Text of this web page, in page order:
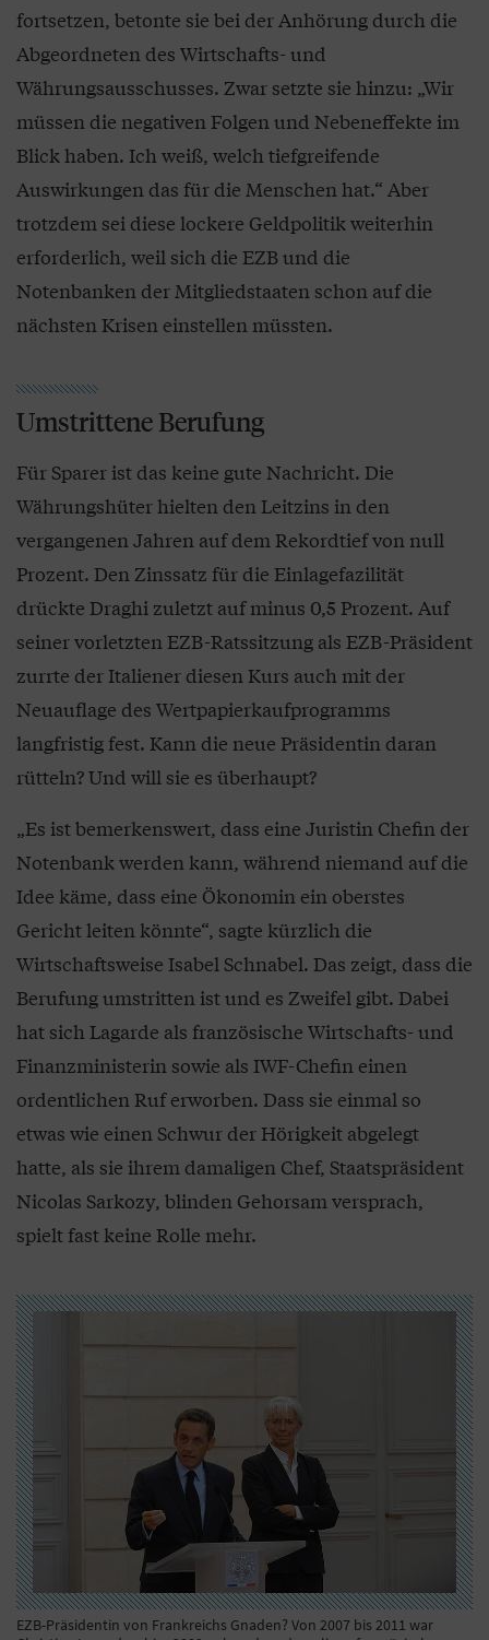
fortsetzen, betonte sie bei der Anhörung durch die
Abgeordneten des Wirtschafts- und
Währungsausschusses. Zwar setzte sie hinzu: „Wir
müssen die negativen Folgen und Nebeneffekte im
Blick haben. Ich weiß, welch tiefgreifende
Auswirkungen das für die Menschen hat.“ Aber
trotzdem sei diese lockere Geldpolitik weiterhin
erforderlich, weil sich die EZB und die
Notenbanken der Mitgliedstaaten schon auf die
nächsten Krisen einstellen müssten.
Umstrittene Berufung
Für Sparer ist das keine gute Nachricht. Die
Währungshüter hielten den Leitzins in den
vergangenen Jahren auf dem Rekordtief von null
Prozent. Den Zinssatz für die Einlagefazilität
drückte Draghi zuletzt auf minus 0,5 Prozent. Auf
seiner vorletzten EZB-Ratssitzung als EZB-Präsident
zurrte der Italiener diesen Kurs auch mit der
Neuauflage des Wertpapierkaufprogramms
langfristig fest. Kann die neue Präsidentin daran
rütteln? Und will sie es überhaupt?
„Es ist bemerkenswert, dass eine Juristin Chefin der
Notenbank werden kann, während niemand auf die
Idee käme, dass eine Ökonomin ein oberstes
Gericht leiten könnte“, sagte kürzlich die
Wirtschaftsweise Isabel Schnabel. Das zeigt, dass die
Berufung umstritten ist und es Zweifel gibt. Dabei
hat sich Lagarde als französische Wirtschafts- und
Finanzministerin sowie als IWF-Chefin einen
ordentlichen Ruf erworben. Dass sie einmal so
etwas wie einen Schwur der Hörigkeit abgelegt
hatte, als sie ihrem damaligen Chef, Staatspräsident
Nicolas Sarkozy, blinden Gehorsam versprach,
spielt fast keine Rolle mehr.
EZB-Präsidentin von Frankreichs Gnaden? Von 2007 bis 2011 war